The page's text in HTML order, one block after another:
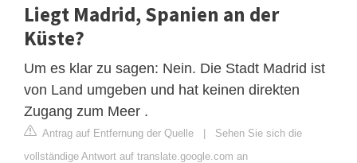
Liegt Madrid, Spanien an der
Küste?
Um es klar zu sagen: Nein. Die Stadt Madrid ist
von Land umgeben und hat keinen direkten
Zugang zum Meer .
Antrag auf Entfernung der Quelle | Sehen Sie sich die
vollständige Antwort auf translate.google.com an